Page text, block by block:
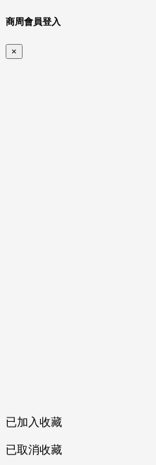
商周會員登入
×
已加入收藏
已取消收藏